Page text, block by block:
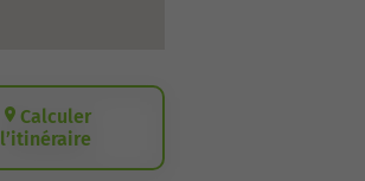
Calculer
l’itinéraire